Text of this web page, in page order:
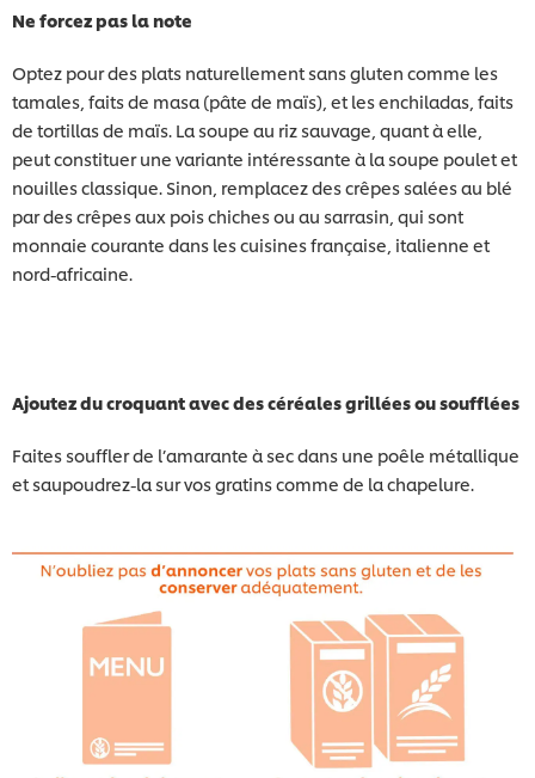
Ne forcez pas la note
Optez pour des plats naturellement sans gluten comme les
tamales, faits de masa (pâte de maïs), et les enchiladas, faits
de tortillas de maïs. La soupe au riz sauvage, quant à elle,
peut constituer une variante intéressante à la soupe poulet et
nouilles classique. Sinon, remplacez des crêpes salées au blé
par des crêpes aux pois chiches ou au sarrasin, qui sont
monnaie courante dans les cuisines française, italienne et
nord-africaine.
Ajoutez du croquant avec des céréales grillées ou soufflées
Faites souffler de l’amarante à sec dans une poêle métallique
et saupoudrez-la sur vos gratins comme de la chapelure.